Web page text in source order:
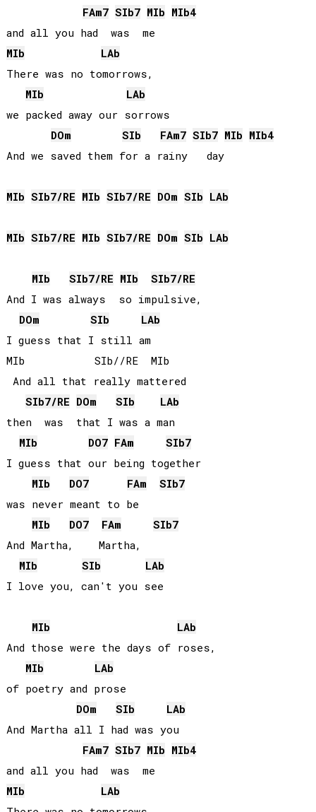
FAm7 SIb7 MIb MIb4
MIb
LAb
There was no tomorrows,
MIb
LAb
we packed away our sorrows
DOm SIb FAm7 SIb7 MIb MIb4
And we saved them for a rainy   day
MIb SIb7/RE MIb SIb7/RE DOm SIb LAb
MIb SIb7/RE MIb SIb7/RE DOm SIb LAb
MIb SIb7/RE MIb SIb7/RE
And I was always  so impulsive,
DOm SIb
LAb
I guess that I still am
MIb           SIb//RE  MIb
And all that really mattered
SIb7/RE DOm SIb
LAb
then  was  that I was a man
MIb
DO7 FAm SIb7
I guess that our being together
MIb
DO7 FAm SIb7
was never meant to be
MIb
DO7 FAm SIb7
And Martha,    Martha,
MIb
SIb
LAb
I love you, can't you see
MIb
LAb
And those were the days of roses,
MIb
LAb
of poetry and prose
DOm SIb
LAb
And Martha all I had was you
FAm7 SIb7 MIb MIb4
MIb
LAb